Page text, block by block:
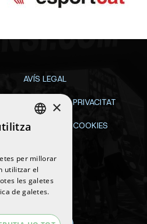
AVÍS LEGAL
POLÍTICA DE PRIVACITAT
POLÍTICA DE COOKIES
nos
CATALAN
×
per millorar
utilitzar el
les galetes
de galetes.